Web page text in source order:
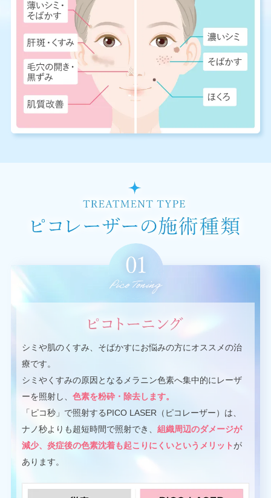
シミや肌のくすみ、そばかすにお悩みの方にオススメの治
療です。
シミやくすみの原因となるメラニン色素へ集中的にレーザ
ーを照射し、 色素を粉砕・除去します。
「ピコ秒」で照射するPICO LASER（ピコレーザー）は、
ナノ秒よりも超短時間で照射でき、 組織周辺のダメージが
減少、炎症後の色素沈着も起こりにくいというメリットが
あります。